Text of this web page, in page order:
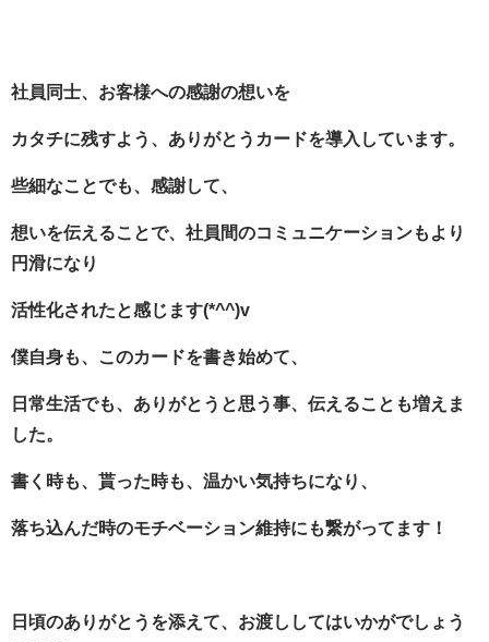
社員同士、お客様への感謝の想いを
カタチに残すよう、ありがとうカードを導入しています。
些細なことでも、感謝して、
想いを伝えることで、社員間のコミュニケーションもより
円滑になり
活性化されたと感じます(*^^)v
僕自身も、このカードを書き始めて、
日常生活でも、ありがとうと思う事、伝えることも増えま
した。
書く時も、貰った時も、温かい気持ちになり、
落ち込んだ時のモチベーション維持にも繋がってます！
日頃のありがとうを添えて、お渡ししてはいかがでしょう